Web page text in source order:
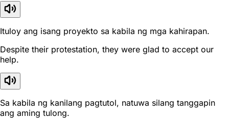
Ituloy ang isang proyekto sa kabila ng mga kahirapan.
Despite their protestation, they were glad to accept our
help.
Sa kabila ng kanilang pagtutol, natuwa silang tanggapin
ang aming tulong.